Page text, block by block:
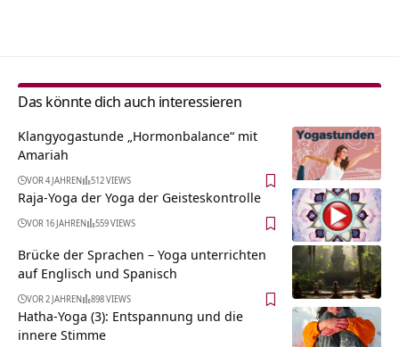
Das könnte dich auch interessieren
Klangyogastunde „Hormonbalance“ mit
Amariah
VOR 4 JAHREN 512 VIEWS
Raja-Yoga der Yoga der Geisteskontrolle
VOR 16 JAHREN 559 VIEWS
Brücke der Sprachen – Yoga unterrichten
auf Englisch und Spanisch
VOR 2 JAHREN 898 VIEWS
Hatha-Yoga (3): Entspannung und die
innere Stimme